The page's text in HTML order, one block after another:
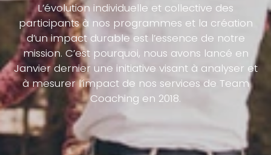
L’évolution individuelle et collective des
participants à nos programmes et la création
d’un impact durable est l’essence de notre
mission. C’est pourquoi, nous avons lancé en
Janvier dernier une initiative visant à analyser et
à mesurer l’impact de nos services de Team
Coaching en 2018.